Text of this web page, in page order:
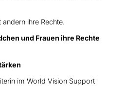
und Frauen ihre Rechte
im World Vision Support